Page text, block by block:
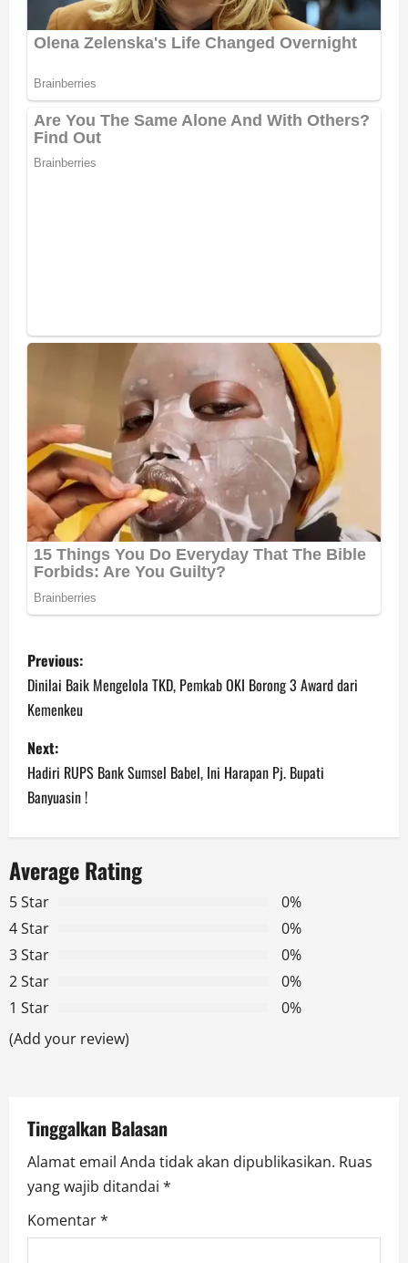
P
o
s
t
n
a
v
i
g
a
t
o
n
Previous:
Dinilai Baik Mengelola TKD, Pemkab OKI Borong 3 Award dari
Kemenkeu
Next:
Hadiri RUPS Bank Sumsel Babel, Ini Harapan Pj. Bupati
Banyuasin !
Average Rating
5 Star
0%
4 Star
0%
3 Star
0%
2 Star
0%
1 Star
0%
(Add your review)
Tinggalkan Balasan
Alamat email Anda tidak akan dipublikasikan. Ruas
yang wajib ditandai *
Komentar*